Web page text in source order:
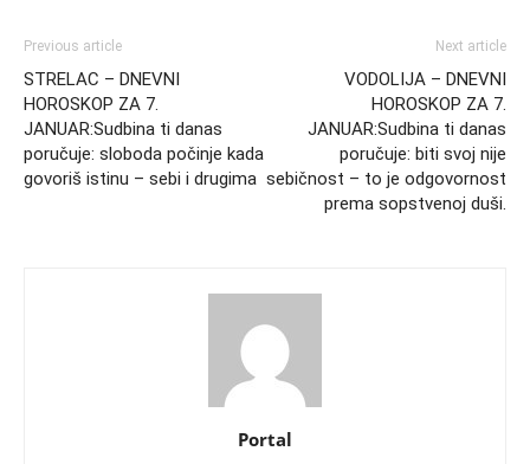
Previous article
STRELAC – DNEVNI
HOROSKOP ZA 7.
JANUAR:Sudbina ti danas
poručuje: sloboda počinje kada
govoriš istinu – sebi i drugima
Next article
VODOLIJA – DNEVNI
HOROSKOP ZA 7.
JANUAR:Sudbina ti danas
poručuje: biti svoj nije
sebičnost – to je odgovornost
prema sopstvenoj duši.
Portal